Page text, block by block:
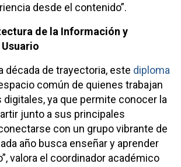
desde el contenido”.
de la Información y
década de trayectoria, este diploma
común de quienes trabajan
digitales, ya que permite conocer la
junto a sus principales
con un grupo vibrante de
año busca enseñar y aprender
valora el coordinador académico